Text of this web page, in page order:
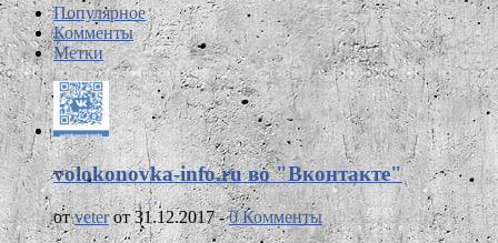
Популярное
Комменты
Метки
volokonovka-info.ru во "Вконтакте"
отveterот 31.12.2017 -0 Комменты